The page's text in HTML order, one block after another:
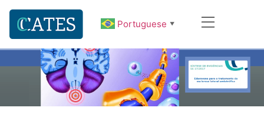
Portuguese ▼